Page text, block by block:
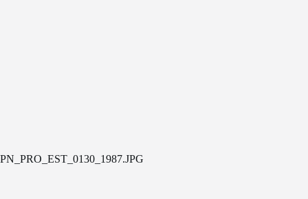
PN_PRO_EST_0130_1987.JPG